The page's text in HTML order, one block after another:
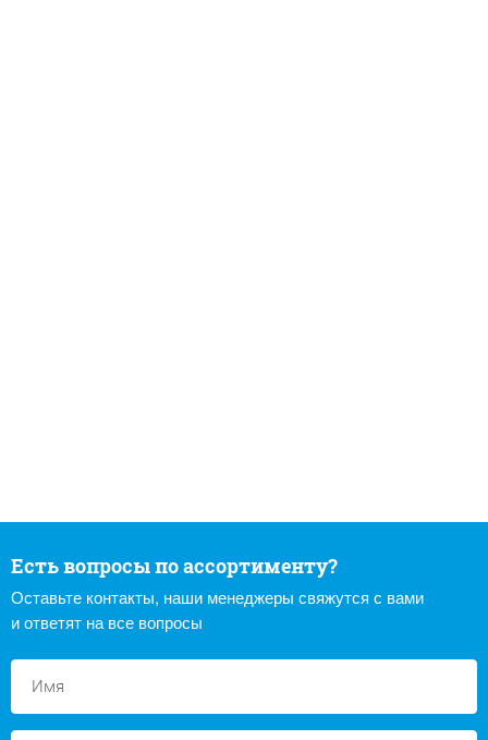
Есть вопросы по ассортименту?
Оставьте контакты, наши менеджеры свяжутся с вами
и ответят на все вопросы